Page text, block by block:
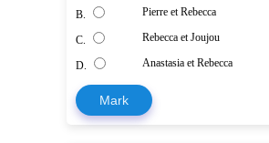
B. Pierre et Rebecca
C. Rebecca et Joujou
D. Anastasia et Rebecca
Mark